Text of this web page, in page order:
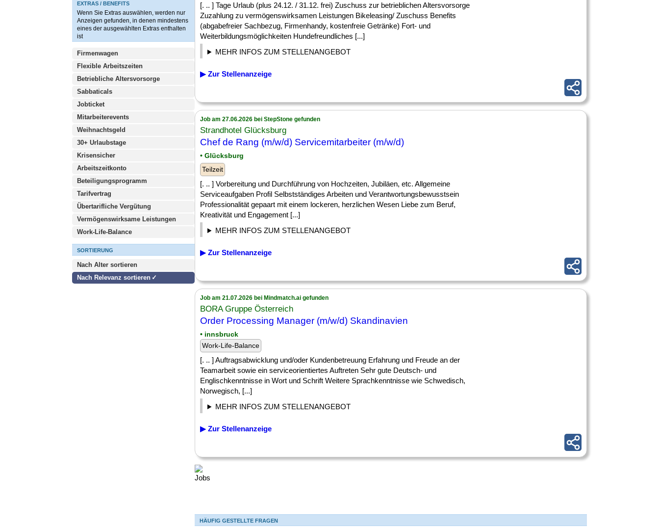
EXTRAS / BENEFITS
Wenn Sie Extras auswählen, werden nur
Anzeigen gefunden, in denen mindestens
eines der ausgewählten Extras enthalten
ist
Firmenwagen
Flexible Arbeitszeiten
Betriebliche Altersvorsorge
Sabbaticals
Jobticket
Mitarbeiterevents
Weihnachtsgeld
30+ Urlaubstage
Krisensicher
Arbeitszeitkonto
Beteiligungsprogramm
Tarifvertrag
Übertarifliche Vergütung
Vermögenswirksame Leistungen
Work-Life-Balance
SORTIERUNG
Nach Alter sortieren
Nach Relevanz sortieren
[. .. ] Tage Urlaub (plus 24.12. / 31.12. frei) Zuschuss zur betrieblichen Altersvorsorge
Zuzahlung zu vermögenswirksamen Leistungen Bikeleasing/ Zuschuss Benefits
(abgabefreier Sachbezug, Firmenhandy, kostenfreie Getränke) Fort- und
Weiterbildungsmöglichkeiten Hundefreundliches [...]
MEHR INFOS ZUM STELLENANGEBOT
▶ Zur Stellenanzeige
Job am 27.06.2026 bei StepStone gefunden
Strandhotel Glücksburg
Chef de Rang (m/w/d) Servicemitarbeiter (m/w/d)
• Glücksburg
Teilzeit
[. .. ] Vorbereitung und Durchführung von Hochzeiten, Jubiläen, etc. Allgemeine
Serviceaufgaben Profil Selbstständiges Arbeiten und Verantwortungsbewusstsein
Professionalität gepaart mit einem lockeren, herzlichen Wesen Liebe zum Beruf,
Kreativität und Engagement [...]
MEHR INFOS ZUM STELLENANGEBOT
▶ Zur Stellenanzeige
Job am 21.07.2026 bei Mindmatch.ai gefunden
BORA Gruppe Österreich
Order Processing Manager (m/w/d) Skandinavien
• innsbruck
Work-Life-Balance
[. .. ] Auftragsabwicklung und/oder Kundenbetreuung Erfahrung und Freude an der
Teamarbeit sowie ein serviceorientiertes Auftreten Sehr gute Deutsch- und
Englischkenntnisse in Wort und Schrift Weitere Sprachkenntnisse wie Schwedisch,
Norwegisch, [...]
MEHR INFOS ZUM STELLENANGEBOT
▶ Zur Stellenanzeige
HÄUFIG GESTELLTE FRAGEN